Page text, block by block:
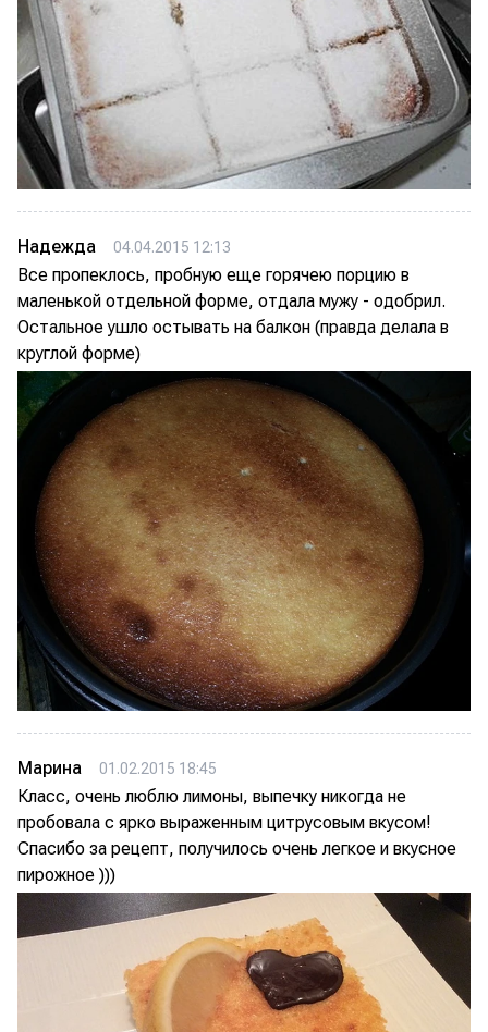
Надежда 04.04.2015 12:13
Все пропеклось, пробную еще горячею порцию в
маленькой отдельной форме, отдала мужу - одобрил.
Остальное ушло остывать на балкон (правда делала в
круглой форме)
Марина 01.02.2015 18:45
Класс, очень люблю лимоны, выпечку никогда не
пробовала с ярко выраженным цитрусовым вкусом!
Спасибо за рецепт, получилось очень легкое и вкусное
пирожное )))